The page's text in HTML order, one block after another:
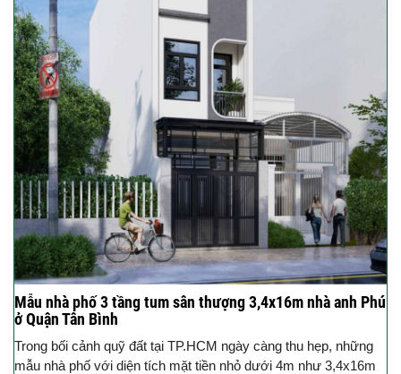
Mẫu nhà phố 3 tầng tum sân thượng 3,4x16m nhà anh Phú
ở Quận Tân Bình
Trong bối cảnh quỹ đất tại TP.HCM ngày càng thu hẹp, những
mẫu nhà phố với diện tích mặt tiền nhỏ dưới 4m như 3,4x16m